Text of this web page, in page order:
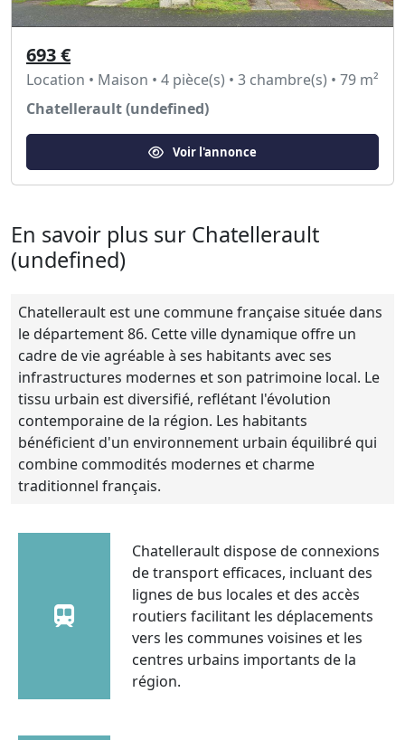
693 €
Location • Maison • 4 pièce(s) • 3 chambre(s) • 79 m²
Chatellerault (undefined)
Voir l'annonce
En savoir plus sur Chatellerault
(undefined)
Chatellerault est une commune française située dans
le département 86. Cette ville dynamique offre un
cadre de vie agréable à ses habitants avec ses
infrastructures modernes et son patrimoine local. Le
tissu urbain est diversifié, reflétant l'évolution
contemporaine de la région. Les habitants
bénéficient d'un environnement urbain équilibré qui
combine commodités modernes et charme
traditionnel français.
Chatellerault dispose de connexions
de transport efficaces, incluant des
lignes de bus locales et des accès
routiers facilitant les déplacements
vers les communes voisines et les
centres urbains importants de la
région.